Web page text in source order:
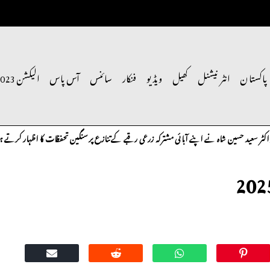
پاکستان انٹر نیشنل کھیل ویڈیو فنکار سائنس آس پاس الیکشن 2023
نے اپنے آبائی مشترکہ زرعی رقبے کے تنازع پر سنگین تحفظات کا اظہار کرتے ہوئے متعلقہ